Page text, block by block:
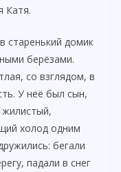
Катя.
старенький домик
берёзами.
со взглядом, в
У неё был сын,
холод одним
бегали
падали в снег